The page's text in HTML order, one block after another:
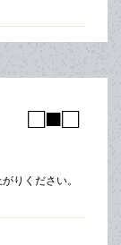
□■□
りください。